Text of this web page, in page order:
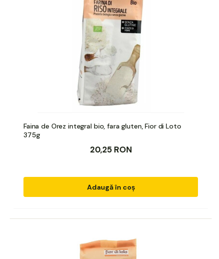
Faina de Orez integral bio, fara gluten, Fior di Loto
375g
20,25 RON
Adaugă în coș